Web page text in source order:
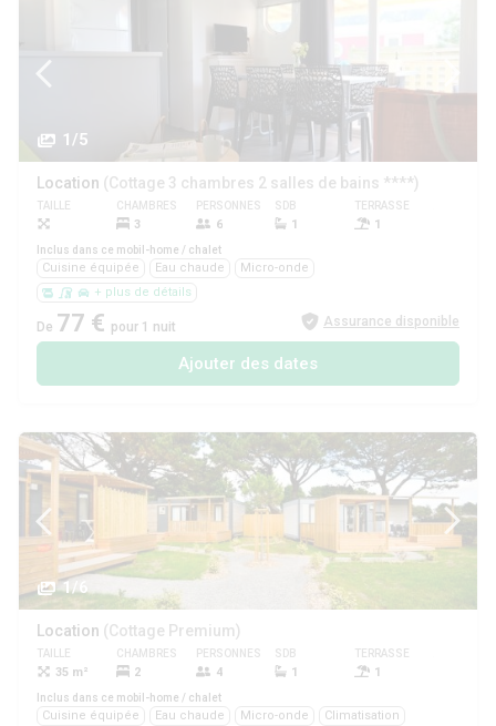
1/5
Location (Cottage 3 chambres 2 salles de bains ****)
TAILLE CHAMBRES
3
PERSONNES
6
SDB
1
TERRASSE
1
Inclus dans ce mobil-home / chalet
Cuisine équipée Eau chaude
Micro-onde
+ plus de détails
De 77 € pour 1 nuit Assurance disponible
Ajouter des dates
1/6
Location (Cottage Premium)
TAILLE
35 m²
CHAMBRES
2
PERSONNES
4
SDB
1
TERRASSE
1
Inclus dans ce mobil-home / chalet
Cuisine équipée Eau chaude Micro-onde
Climatisation